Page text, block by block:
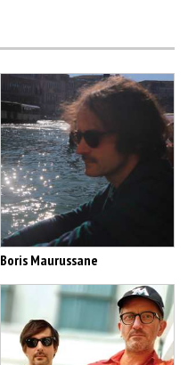
Boris Maurussane